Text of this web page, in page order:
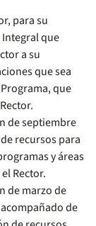
para su
que
a su
que sea
que
de septiembre
recursos para
y áreas
Rector.
de marzo de
de